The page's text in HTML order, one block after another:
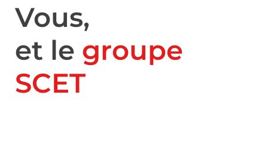
Vous,
et le groupe
SCET